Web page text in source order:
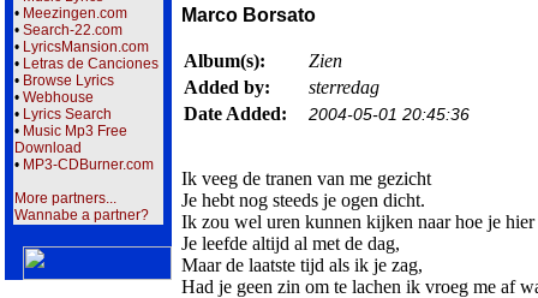
• Meezingen.com
• Search-22.com
• LyricsMansion.com
• Letras de Canciones
• Browse Lyrics
• Webhouse
• Lyrics Search
• Music Mp3 Free
Download
• MP3-CDBurner.com
More partners...
Wannabe a partner?
Marco Borsato
Album(s):
Zien
Added by:
sterredag
Date Added:
2004-05-01 20:45:36
Ik veeg de tranen van me gezicht
Je hebt nog steeds je ogen dicht.
Ik zou wel uren kunnen kijken naar hoe je
Je leefde altijd al met de dag,
Maar de laatste tijd als ik je zag,
Had je geen zin om te lachen ik vroeg me af